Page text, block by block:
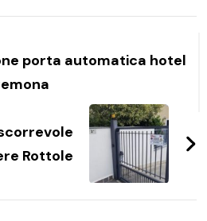
porta automatica hotel
Rottole